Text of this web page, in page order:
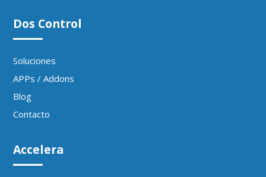
Dos Control
Soluciones
APPs / Addons
Blog
Contacto
Accelera